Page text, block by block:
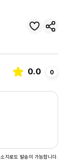
0.0 0
지로도 발송이 가능합니다.